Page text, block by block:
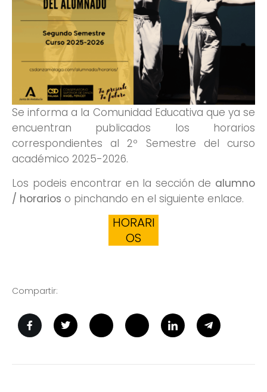
Se informa a la Comunidad Educativa que ya se
encuentran publicados los horarios
correspondientes al 2º Semestre del curso
académico 2025-2026.
Los podeis encontrar en la sección de alumno
/ horarios o pinchando en el siguiente enlace.
HORARI
OS
Compartir: